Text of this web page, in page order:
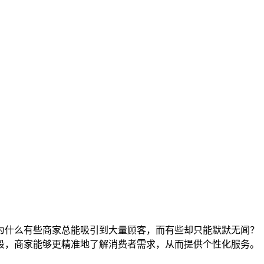
么有些商家总能吸引到大量顾客，而有些却只能默默无闻？
商家能够更精准地了解消费者需求，从而提供个性化服务。